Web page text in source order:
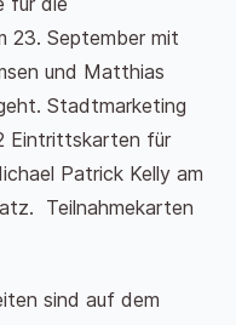
23. September mit
und Matthias
Stadtmarketing
Eintrittskarten für
Patrick Kelly am
Teilnahmekarten
sind auf dem